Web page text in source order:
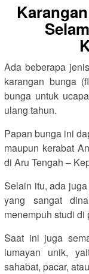
Ada beberapa
karangan bunga
bunga untuk
ulang tahun.
Papan bunga ini
maupun kerabat
di Aru Tengah –
Selain itu, ada
yang sangat
menempuh studi di
Saat ini juga
lumayan unik,
sahabat, pacar,